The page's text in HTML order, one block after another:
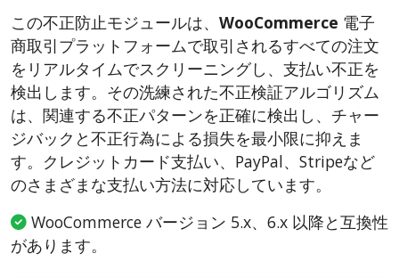
ZenCart
PinnacleCart
FoxyCart
Easy Digital Downloads
nopCommerce
Ecwid by Lightspeed
ThirtyBees
この不正防止モジュールは、 WooCommerce 電子
商取引プラットフォームで取引されるすべての注文
をリアルタイムでスクリーニングし、支払い不正を
検出します。その洗練された不正検証アルゴリズム
は、関連する不正パターンを正確に検出し、チャー
ジバックと不正行為による損失を最小限に抑えま
す。クレジットカード支払い、PayPal、Stripeなど
のさまざまな支払い方法に対応しています。
WooCommerce バージョン 5.x、6.x 以降と互換性
があります。